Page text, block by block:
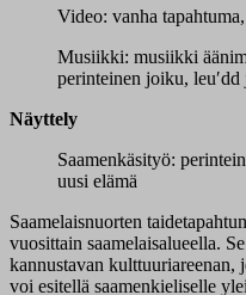
Video: vanha
Musiikki: musiikki
perinteinen joiku, l
Näyttely
Saamenkäsityö:
uusi elämä
Saamelaisnuorten
vuosittain saamelaisalueella.
kannustavan kulttuuriareenan,
voi esitellä saamenkieliselle